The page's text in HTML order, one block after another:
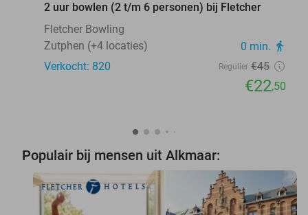
2 uur bowlen (2 t/m 6 personen) bij Fletcher
Fletcher Bowling
Zutphen (+4 locaties)
0 min. directions_walk
Verkocht: 820 Regulier €45
€22,50
Populair bij mensen uit Alkmaar: